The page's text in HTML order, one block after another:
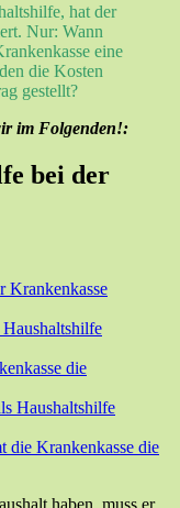
hat der
Nur: Wann
eine
die Kosten
gestellt?
im Folgenden!:
bei der
Krankenkasse
die
Haushaltshilfe
die Krankenkasse die
haben, muss er